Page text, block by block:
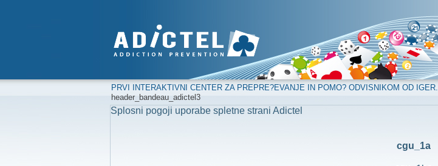
PRVI INTERAKTIVNI CENTER ZA PREPRE?EVANJE IN POMO? ODVISNIKOM OD IGER.
header_bandeau_adictel3
Splosni pogoji uporabe spletne strani Adictel
cgu_1a